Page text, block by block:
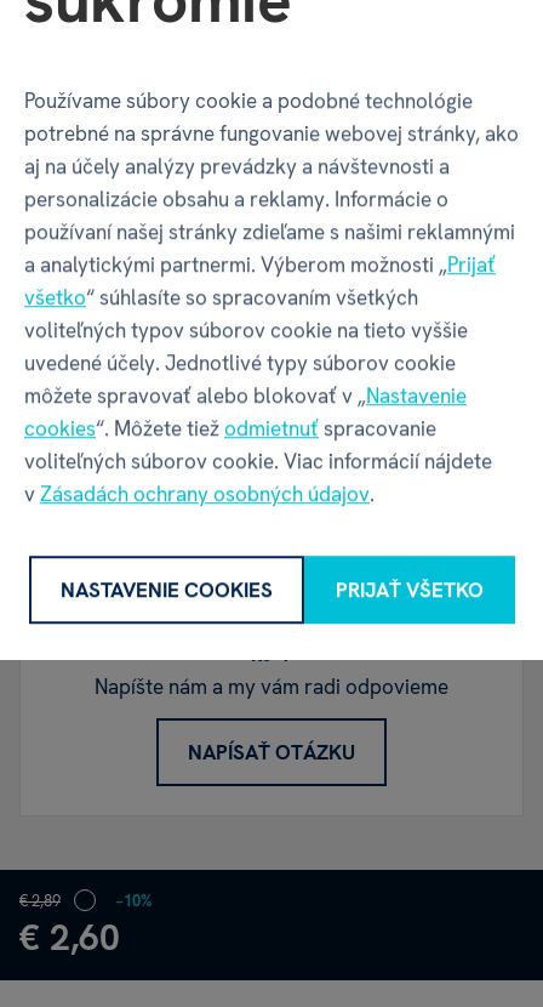
Recenzia
Máte skúsenosť s týmto tovarom?
Napíšte recenziu a pomôžte ostatným s výberom.
Pravidlá recenzií
NAPÍSAŤ RECENZIU
Máte otázku k produktu "Čiapky Peppa Pig 6
ks"?
Napíšte nám a my vám radi odpovieme
NAPÍSAŤ OTÁZKU
€ 2,89
€ 2,60
−10%
Používame súbory cookie a podobné technológie
potrebné na správne fungovanie webovej stránky, ako
aj na účely analýzy prevádzky a návštevnosti a
personalizácie obsahu a reklamy. Informácie o
používaní našej stránky zdieľame s našimi reklamnými
a analytickými partnermi. Výberom možnosti „Prijať
všetko“ súhlasíte so spracovaním všetkých
voliteľných typov súborov cookie na tieto vyššie
uvedené účely. Jednotlivé typy súborov cookie
môžete spravovať alebo blokovať v „Nastavenie
cookies“. Môžete tiežodmietnuťspracovanie
voliteľných súborov cookie. Viac informácií nájdete
vZásadách ochrany osobných údajov.
NASTAVENIE COOKIES PRIJAŤ VŠETKO